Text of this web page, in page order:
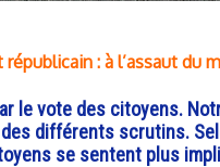
: à l’assaut du
le vote des citoyens.
différents scrutins.
se sentent plus